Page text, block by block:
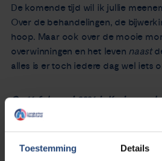
Toestemming Details
De komende tijd wil ik jullie
Over de behandelingen, de
hoop. Maar ook over de mooie
overwinningen en het leven naast
alles is er toch iedere dag wel iets
Op 16 februari 2026 is Karin